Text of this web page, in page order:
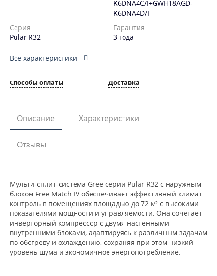
K6DNA4C/I+GWH18AGD-
K6DNA4D/I
Серия
Pular R32
Гарантия
3 года
Все характеристики
Способы оплаты Доставка
Описание Характеристики
Отзывы
Мульти-сплит-система Gree серии Pular R32 с наружным
блоком Free Match IV обеспечивает эффективный климат-
контроль в помещениях площадью до 72 м² с высокими
показателями мощности и управляемости. Она сочетает
инверторный компрессор с двумя настенными
внутренними блоками, адаптируясь к различным задачам
по обогреву и охлаждению, сохраняя при этом низкий
уровень шума и экономичное энергопотребление.